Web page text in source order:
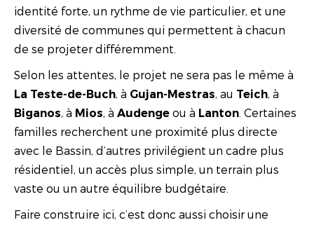
identité forte, un rythme de vie particulier, et une
diversité de communes qui permettent à chacun
de se projeter différemment.
Selon les attentes, le projet ne sera pas le même à
La Teste-de-Buch, à Gujan-Mestras, au Teich, à
Biganos, à Mios, à Audenge ou à Lanton . Certaines
familles recherchent une proximité plus directe
avec le Bassin, d’autres privilégient un cadre plus
résidentiel, un accès plus simple, un terrain plus
vaste ou un autre équilibre budgétaire.
Faire construire ici, c’est donc aussi choisir une